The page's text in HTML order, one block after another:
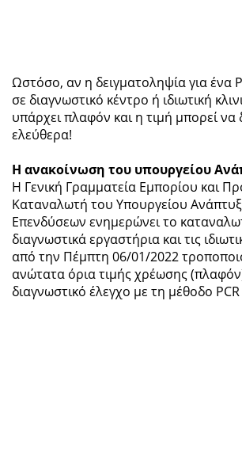
Ωστόσο, αν η δειγματοληψία για ένα
σε διαγνωστικό κέντρο ή ιδιωτική
υπάρχει πλαφόν και η τιμή μπορεί να
ελεύθερα!
Η ανακοίνωση του υπουργείου
Η Γενική Γραμματεία Εμπορίου και
Καταναλωτή του Υπουργείου
Επενδύσεων ενημερώνει το
διαγνωστικά εργαστήρια και τις
από την Πέμπτη 06/01/2022
ανώτατα όρια τιμής χρέωσης
διαγνωστικό έλεγχο με τη μέθοδο